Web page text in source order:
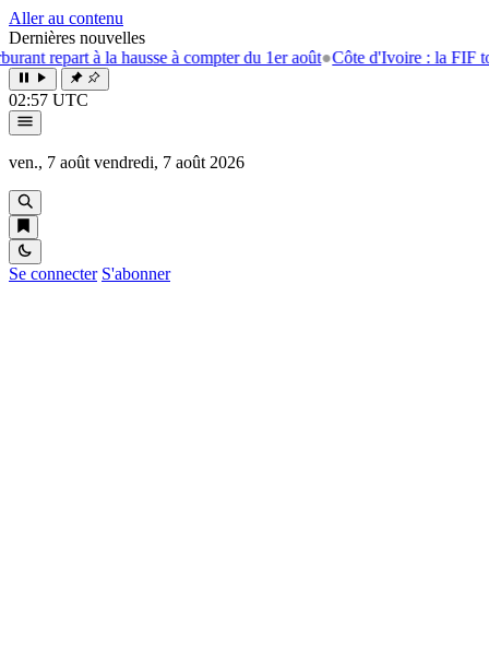
Aller au contenu
Dernières nouvelles
à la hausse à compter du 1er août●Côte d'Ivoire : la FIF tourne
02:57 UTC
ven., 7 août vendredi, 7 août 2026
Se connecter S'abonner